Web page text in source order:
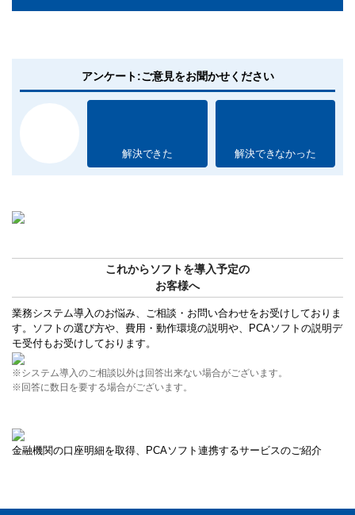
アンケート:ご意見をお聞かせください
解決できた 解決できなかった
これからソフトを導入予定の
お客様へ
業務システム導入のお悩み、ご相談・お問い合わせをお受けしておりま
す。ソフトの選び方や、費用・動作環境の説明や、PCAソフトの説明デ
モ受付もお受けしております。
※システム導入のご相談以外は回答出来ない場合がございます。
※回答に数日を要する場合がございます。
金融機関の口座明細を取得、PCAソフト連携するサービスのご紹介